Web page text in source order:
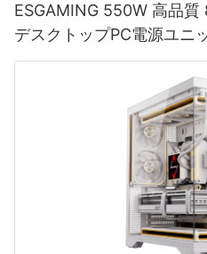
ESGAMING 550W 高品
デスクトップPC電源ユニ